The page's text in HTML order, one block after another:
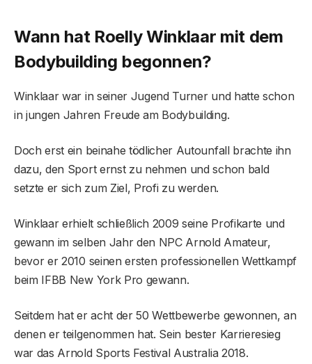
Wann hat Roelly Winklaar mit dem
Bodybuilding begonnen?
Winklaar war in seiner Jugend Turner und hatte schon
in jungen Jahren Freude am Bodybuilding.
Doch erst ein beinahe tödlicher Autounfall brachte ihn
dazu, den Sport ernst zu nehmen und schon bald
setzte er sich zum Ziel, Profi zu werden.
Winklaar erhielt schließlich 2009 seine Profikarte und
gewann im selben Jahr den NPC Arnold Amateur,
bevor er 2010 seinen ersten professionellen Wettkampf
beim IFBB New York Pro gewann.
Seitdem hat er acht der 50 Wettbewerbe gewonnen, an
denen er teilgenommen hat. Sein bester Karrieresieg
war das Arnold Sports Festival Australia 2018.